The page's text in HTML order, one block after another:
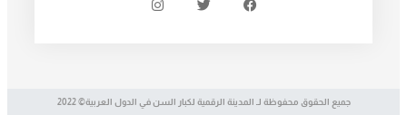
جميع الحقوق محفوظة لـ المدينة الرقمية لكبار السن في الدول العربية© 2022